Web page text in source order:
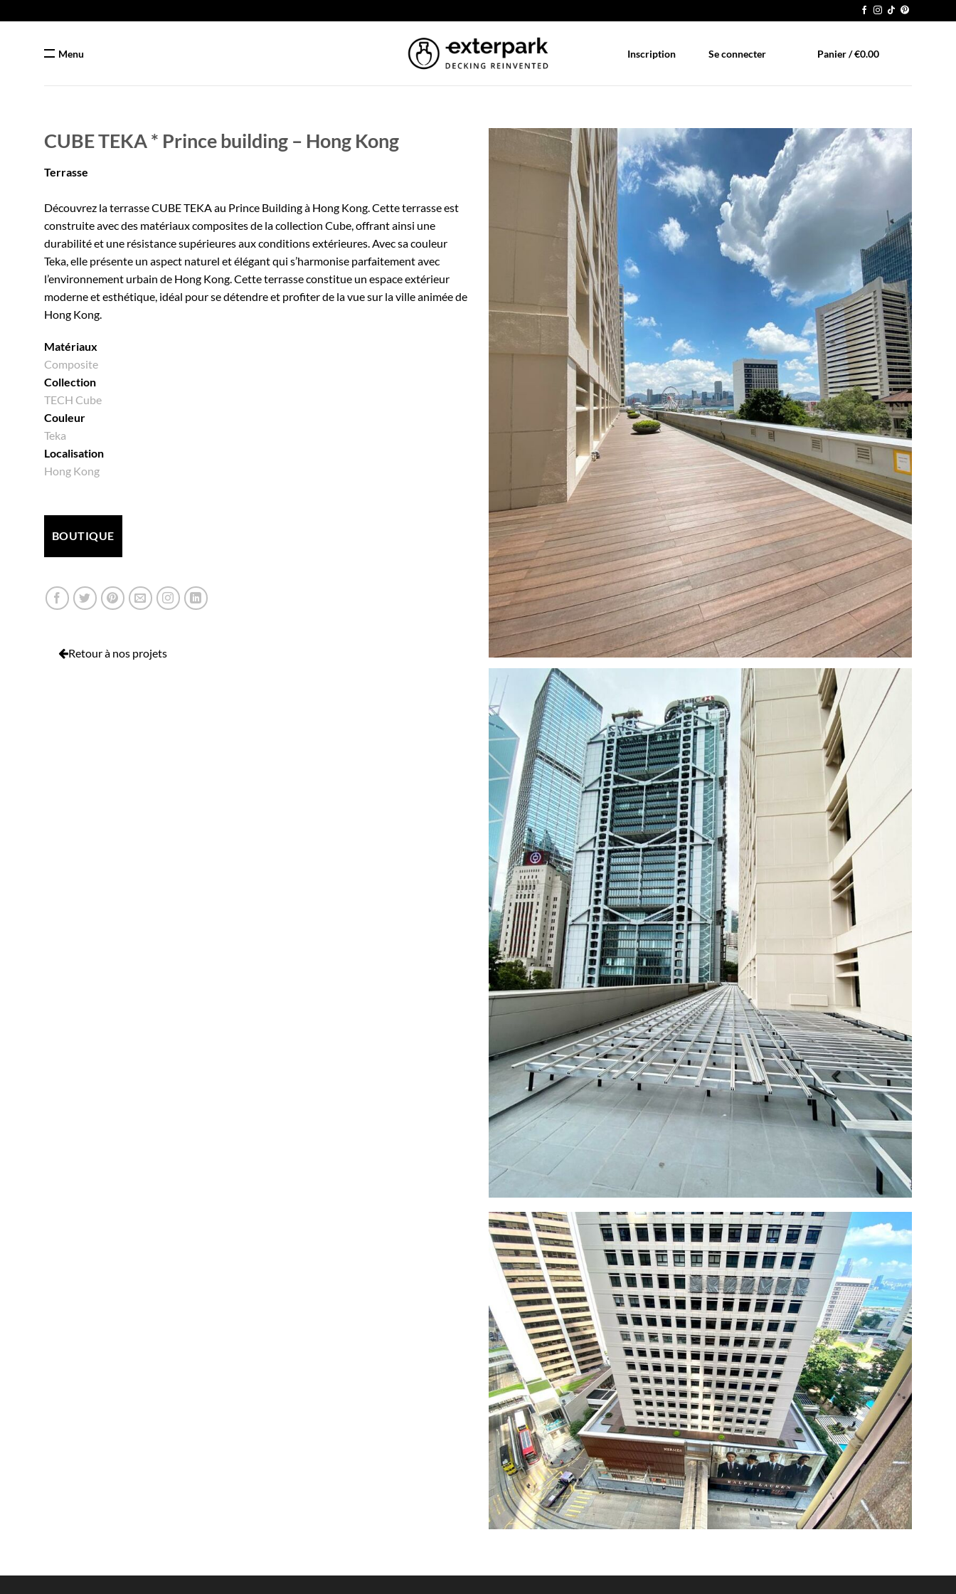
au
Menu Inscription Se connecter Panier /€0.00
CUBE TEKA * Prince building – Hong Kong
Terrasse
Découvrez la terrasse CUBE TEKA au Prince Building à Hong Kong. Cette terrasse est
construite avec des matériaux composites de la collection Cube, offrant ainsi une
durabilité et une résistance supérieures aux conditions extérieures. Avec sa couleur
Teka, elle présente un aspect naturel et élégant qui s’harmonise parfaitement avec
l’environnement urbain de Hong Kong. Cette terrasse constitue un espace extérieur
moderne et esthétique, idéal pour se détendre et profiter de la vue sur la ville animée de
Hong Kong.
Matériaux
Composite
Collection
TECH Cube
Couleur
Teka
Localisation
Hong Kong
BOUTIQUE
Retour à nos projets